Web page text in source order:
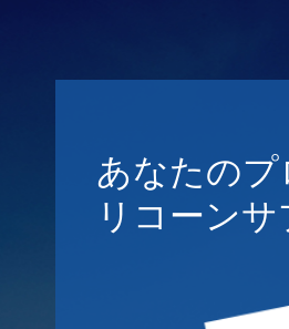
あなたの
リコーン